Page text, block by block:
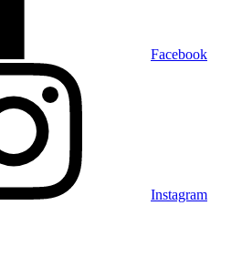
Facebook
Instagram